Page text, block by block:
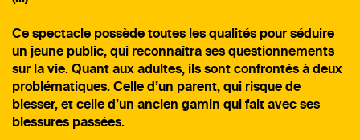
Ce spectacle possède toutes les qualités pour séduire
un jeune public, qui reconnaîtra ses questionnements
sur la vie. Quant aux adultes, ils sont confrontés à deux
problématiques. Celle d’un parent, qui risque de
blesser, et celle d’un ancien gamin qui fait avec ses
blessures passées.